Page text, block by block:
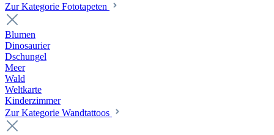
Zur Kategorie Fototapeten
Blumen
Dinosaurier
Dschungel
Meer
Wald
Weltkarte
Kinderzimmer
Zur Kategorie Wandtattoos